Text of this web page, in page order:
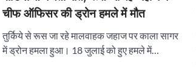
चीफ ऑफिसर की ड्रोन हमले में मौत
तुर्किये से रूस जा रहे मालवाहक जहाज पर काला सागर
में ड्रोन हमला हुआ। 18 जुलाई को हुए हमले में…